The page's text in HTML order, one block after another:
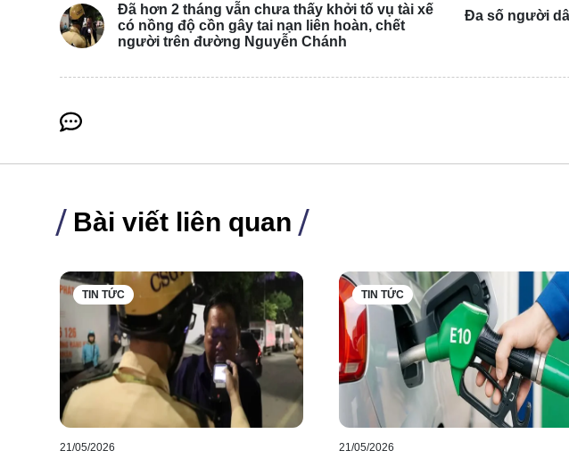
Đã hơn 2 tháng vẫn chưa thấy khởi tố vụ tài xế
có nồng độ cồn gây tai nạn liên hoàn, chết
người trên đường Nguyễn Chánh
Đa số người
Bài viết liên quan
TIN TỨC
21/05/2026
TIN TỨC
21/05/2026